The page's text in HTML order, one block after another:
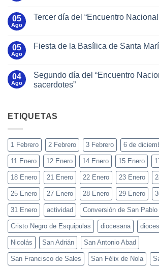
05
Ago
Tercer día del “Encuentro
05
Ago
Fiesta de la Basílica de Santa
04
Ago
Segundo día del “Encuentro
sacerdotes”
ETIQUETAS
1 Febrero 2 Febrero 3 Febrero 6 de
11 Enero 12 Enero 14 Enero 15 Enero
18 Enero 21 Enero 22 Enero 23 Enero
25 Enero 27 Enero 28 Enero 29 Enero
31 Enero actividad Conversión de San Pablo
Cristo Negro de Esquipulas diocesana
Nicolás San Adrián San Antonio Abad
San Francisco de Sales San Félix de Nola